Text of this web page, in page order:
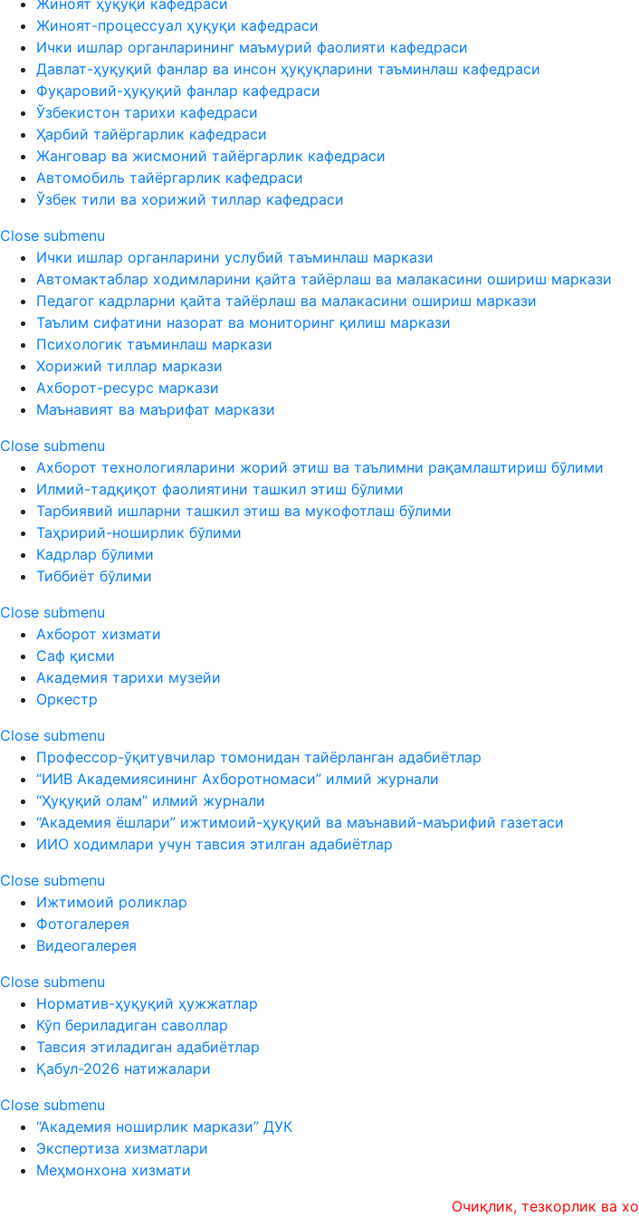
Жиноят ҳуқуқи кафедраси
Жиноят-процессуал ҳуқуқи кафедраси
Ички ишлар органларининг маъмурий фаолияти кафедраси
Давлат-ҳуқуқий фанлар ва инсон ҳуқуқларини таъминлаш кафедраси
Фуқаровий-ҳуқуқий фанлар кафедраси
Ўзбекистон тарихи кафедраси
Ҳарбий тайёргарлик кафедраси
Жанговар ва жисмоний тайёргарлик кафедраси
Автомобиль тайёргарлик кафедраси
Ўзбек тили ва хорижий тиллар кафедраси
Close submenu
Ички ишлар органларини услубий таъминлаш маркази
Автомактаблар ходимларини қайта тайёрлаш ва малакасини ошириш маркази
Педагог кадрларни қайта тайёрлаш ва малакасини ошириш маркази
Таълим сифатини назорат ва мониторинг қилиш маркази
Психологик таъминлаш маркази
Хорижий тиллар маркази
Ахборот-ресурс маркази
Маънавият ва маърифат маркази
Close submenu
Ахборот технологияларини жорий этиш ва таълимни рақамлаштириш бўлими
Илмий-тадқиқот фаолиятини ташкил этиш бўлими
Тарбиявий ишларни ташкил этиш ва мукофотлаш бўлими
Таҳририй-ноширлик бўлими
Кадрлар бўлими
Тиббиёт бўлими
Close submenu
Ахборот хизмати
Саф қисми
Академия тарихи музейи
Оркестр
Close submenu
Профессор-ўқитувчилар томонидан тайёрланган адабиётлар
“ИИВ Академиясининг Ахборотномаси” илмий журнали
“Ҳуқуқий олам” илмий журнали
“Академия ёшлари” ижтимоий-ҳуқуқий ва маънавий-маърифий газетаси
ИИО ходимлари учун тавсия этилган адабиётлар
Close submenu
Ижтимоий роликлар
Фотогалерея
Видеогалерея
Close submenu
Норматив-ҳуқуқий ҳужжатлар
Кўп бериладиган саволлар
Тавсия этиладиган адабиётлар
Қабул-2026 натижалари
Close submenu
“Академия ноширлик маркази” ДУК
Экспертиза хизматлари
Меҳмонхона хизмати
Очиқлик, тезкорлик ва холислик